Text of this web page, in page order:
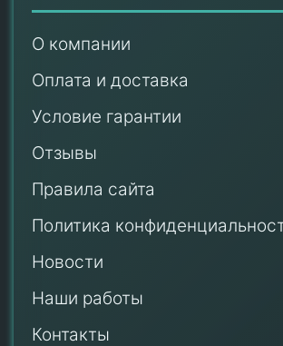
О компании
Оплата и доставка
Условие гарантии
Отзывы
Правила сайта
Политика
Новости
Наши работы
Контакты